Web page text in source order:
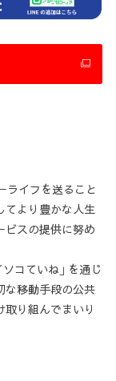
ライフを送ること
てより豊かな人生
ビスの提供に努め
コていね｣ を通じ
な移動手段の公共
り組んでまいり